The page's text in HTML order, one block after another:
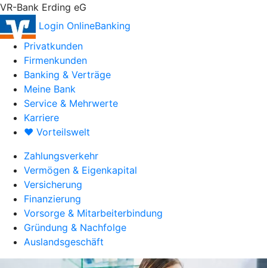
VR-Bank Erding eG
Login OnlineBanking
Privatkunden
Firmenkunden
Banking & Verträge
Meine Bank
Service & Mehrwerte
Karriere
♥ Vorteilswelt
Zahlungsverkehr
Vermögen & Eigenkapital
Versicherung
Finanzierung
Vorsorge & Mitarbeiterbindung
Gründung & Nachfolge
Auslandsgeschäft